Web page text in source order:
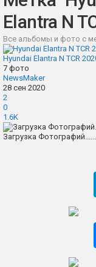
Elantra N
Все альбомы и фото с
Hyundai Elantra N TCR
7 фото
NewsMaker
28 сен 2020
2
0
1.6K
Загрузка Фотографий......